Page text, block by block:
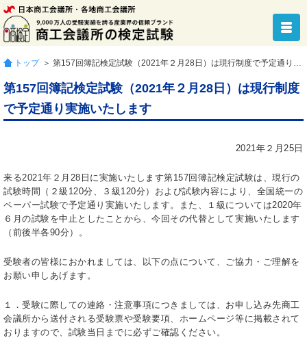
トップ ＞ 第157回簿記検定試験（2021年２月28日）は現行制度で予定通り実施いたします
第157回簿記検定試験（2021年２月28日）は現行制度
で予定通り実施いたします
2021年２月25日
来る2021年２月28日に実施いたします第157回簿記検定試験は、現行の
試験時間（２級120分、３級120分）および試験内容により、全国統一の
ペーパー試験で予定通り実施いたします。また、１級については2020年
６月の試験を中止としたことから、今回その代替として実施いたします
（前後半各90分）。
受験者の皆様におかれましては、以下の点について、ご協力・ご理解を
お願い申しあげます。
１．受験に際しての連絡・注意事項につきましては、お申し込み先商工
会議所から送付される受験票や受験要項、ホームページ等に掲載されて
おりますので、試験当日までに必ずご確認ください。